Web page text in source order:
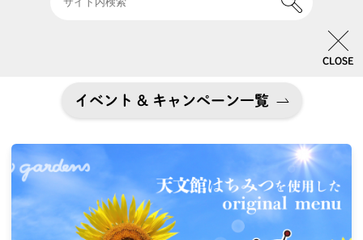
CLOSE
＊10%OFF券を含む、他券との併用不可
イベント & キャンペーン一覧